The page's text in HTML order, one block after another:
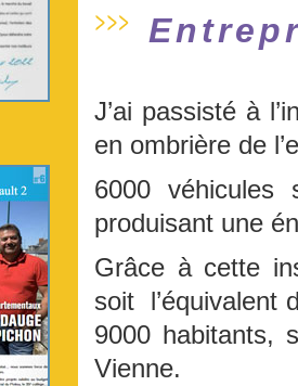
J’ai passisté à
en ombrière de
6000 véhicules
produisant une
Grâce à cette
soit l’équivalent
9000 habitants,
Vienne.